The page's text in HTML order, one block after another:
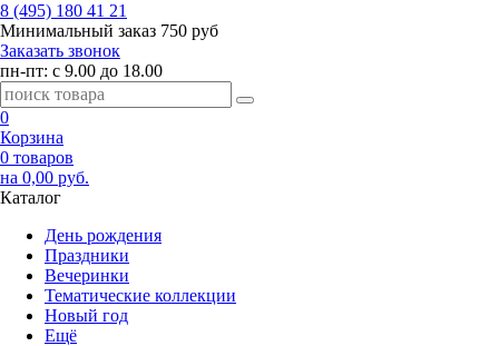
8 (495) 180 41 21
Минимальный заказ 750 руб
Заказать звонок
пн-пт: с 9.00 до 18.00
0
Корзина
0 товаров
на 0,00 руб.
Каталог
День рождения
Праздники
Вечеринки
Тематические коллекции
Новый год
Ещё